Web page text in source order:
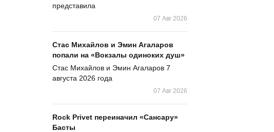
представила
07 Авг 2026
Стас Михайлов и Эмин Агаларов
попали на «Вокзалы одиноких душ»
Стас Михайлов и Эмин Агаларов 7
августа 2026 года
07 Авг 2026
Rock Privet переиначил «Сансару»
Басты